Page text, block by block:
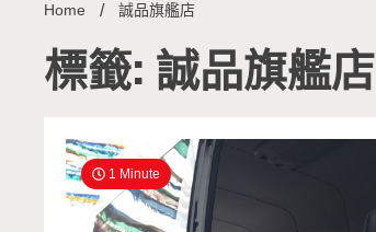
Home 誠品旗艦店
標籤: 誠品旗艦店
1 Minute